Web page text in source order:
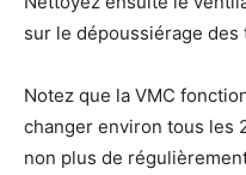
sur le dépoussiérage des
Notez que la VMC
changer environ tous les
non plus de